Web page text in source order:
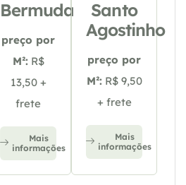
Bermuda
preço por
M²: R$
13,50 +
frete
Mais
informações
Santo
Agostinho
preço por
M²: R$ 9,50
+ frete
Mais
informações